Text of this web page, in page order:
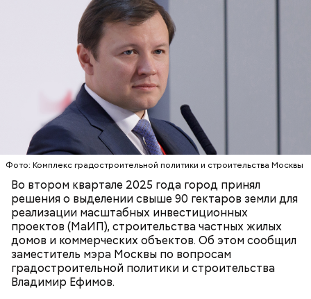
Фото: Комплекс градостроительной политики и строительства Москвы
Во втором квартале 2025 года город принял
решения о выделении свыше 90 гектаров земли для
реализации масштабных инвестиционных
проектов (МаИП), строительства частных жилых
домов и коммерческих объектов. Об этом сообщил
заместитель мэра Москвы по вопросам
градостроительной политики и строительства
Владимир Ефимов.
Карту москвича могут получить следующие
категории граждан:
Обеспечение комфорта и
безопасности
В романе «Мастер и Маргарита» объединение
литераторов МАССОЛИТ, которое возглавлял
Михаил Берлиоз, находится в двухэтажном
старинном доме. Прообразом стал Дом Герцена на
Тверском бульваре, 25. В 1920-х годах здесь было
несколько литературных организаций —
Российская ассоциация пролетарских писателей и
Московская ассоциация пролетарских писателей.
Сегодня здесь располагается Литературный
институт имени Максима Горького.
него можно было только по пропускам. Летом его
открывали в саду у дома.